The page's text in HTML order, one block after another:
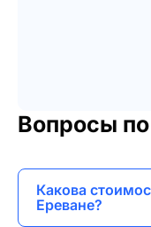
Вопросы
Какова
Ереване?